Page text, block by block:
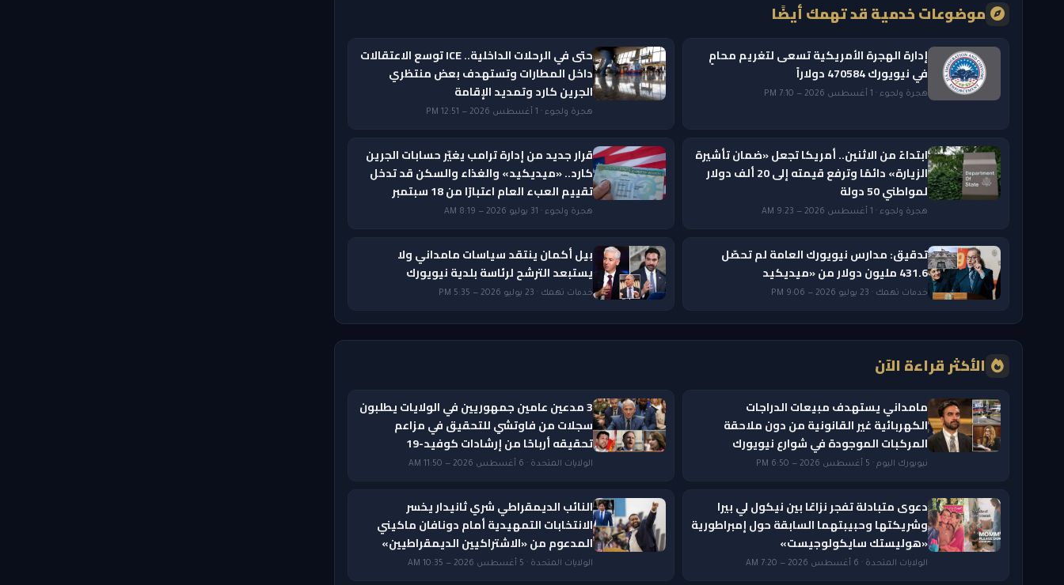
موضوعات خدمية قد تهمك أيضًا
إدارة الهجرة الأمريكية تسعى لتغريم محامٍ
في نيويورك 470584 دولاراً
هجرة ولجوء · 1 أغسطس 2026 — 7:10 PM
حتى في الرحلات الداخلية.. ICE توسع الاعتقالات
داخل المطارات وتستهدف بعض منتظري
الجرين كارد وتمديد الإقامة
هجرة ولجوء · 1 أغسطس 2026 — 12:51 PM
ابتداءً من الاثنين.. أمريكا تجعل «ضمان تأشيرة
الزيارة» دائمًا وترفع قيمته إلى 20 ألف دولار
لمواطني 50 دولة
هجرة ولجوء · 1 أغسطس 2026 — 9:23 AM
قرار جديد من إدارة ترامب يغيّر حسابات الجرين
كارد.. «ميديكيد» والغذاء والسكن قد تدخل
تقييم العبء العام اعتبارًا من 18 سبتمبر
هجرة ولجوء · 31 يوليو 2026 — 8:19 AM
تدقيق: مدارس نيويورك العامة لم تحصّل
431.6 مليون دولار من «ميديكيد
خدمات تهمك · 23 يوليو 2026 — 9:06 PM
بيل أكمان ينتقد سياسات مامداني ولا
يستبعد الترشح لرئاسة بلدية نيويورك
خدمات تهمك · 23 يوليو 2026 — 5:35 PM
الأكثر قراءة الآن
مامداني يستهدف مبيعات الدراجات
الكهربائية غير القانونية من دون ملاحقة
المركبات الموجودة في شوارع نيويورك
نيويورك اليوم · 5 أغسطس 2026 — 6:50 PM
3 مدعين عامين جمهوريين في الولايات يطلبون
سجلات من فاوتشي للتحقيق في مزاعم
تحقيقه أرباحًا من إرشادات كوفيد-19
الولايات المتحدة · 6 أغسطس 2026 — 11:50 AM
دعوى متبادلة تفجر نزاعًا بين نيكول لي بيرا
وشريكتها وحبيبتهما السابقة حول إمبراطورية
«هوليستك سايكولوجيست»
الولايات المتحدة · 6 أغسطس 2026 — 7:20 AM
النائب الديمقراطي شري ثانيدار يخسر
الانتخابات التمهيدية أمام دونافان ماكيني
المدعوم من «الاشتراكيين الديمقراطيين»
الولايات المتحدة · 5 أغسطس 2026 — 10:35 AM